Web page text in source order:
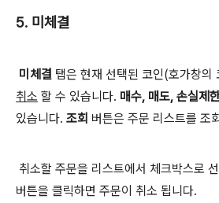
5. 미체결
미체결 탭은 현재 선택된 코인(호가창의
취소 할 수 있습니다. 매수, 매도, 손실제
있습니다. 조회 버튼은 주문 리스트를 조
취소할 주문을 리스트에서 체크박스로
버튼을 클릭하면 주문이 취소 됩니다.